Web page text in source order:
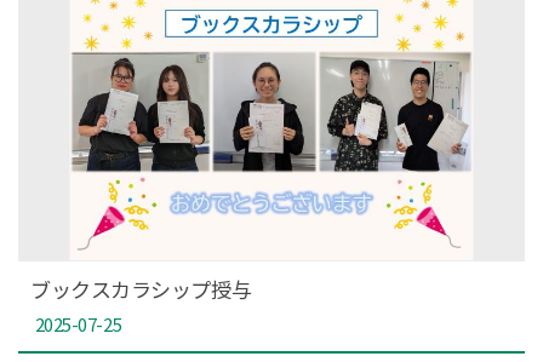
ブックスカラシップ授与
2025-07-25